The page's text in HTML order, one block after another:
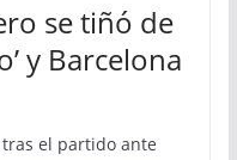
se tiñó de
y Barcelona
el partido ante